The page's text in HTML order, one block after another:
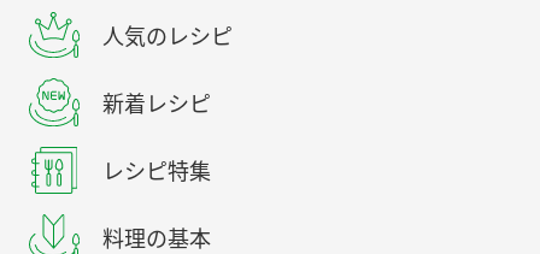
人気のレシピ
新着レシピ
レシピ特集
料理の基本